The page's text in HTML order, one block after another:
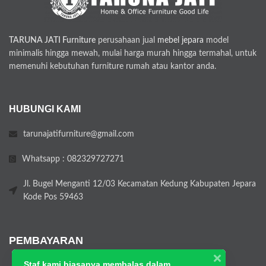
TARUNA JATI Furniture perusahaan jual mebel jepara model
minimalis hingga mewah, mulai harga murah hingga termahal, untuk
memenuhi kebutuhan furniture rumah atau kantor anda.
HUBUNGI KAMI
tarunajatifurniture@gmail.com
Whatsapp : 082329727271
Jl. Bugel Menganti 12/03 Kecamatan Kedung Kabupaten Jepara
Kode Pos 59463
PEMBAYARAN